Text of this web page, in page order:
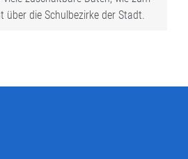
über die Schulbezirke der Stadt.